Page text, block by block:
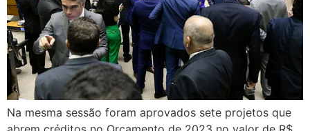
Na mesma sessão foram aprovados sete projetos que